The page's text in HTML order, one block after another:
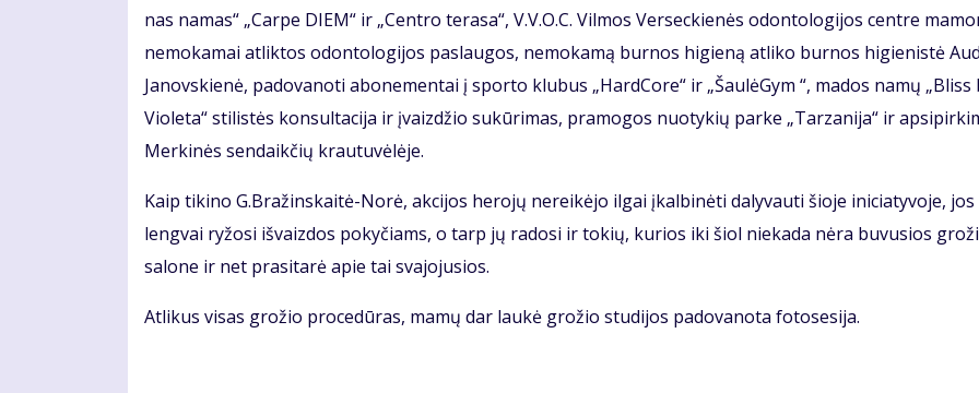
nas na­mas“ „Car­pe DIEM“ ir „Cen­tro te­ra­sa“, V.V.O.C. Vil­mos Ver­sec­kie­nės odon­to­lo­gi­jos cen­tre
ne­mo­ka­mai at­lik­tos odon­to­lo­gi­jos pa­slau­gos, ne­mo­ka­mą bur­nos hi­gie­ną at­li­ko bur­nos hi­gie­nis­tė
Ja­nov­skie­nė, pa­do­va­no­ti abo­ne­men­tai į spor­to klu­bus „Hard­Co­re“ ir „Šau­lė­Gym “, ma­dos na­mų „Bliss
Vio­le­ta“ sti­lis­tės kon­sul­ta­ci­ja ir įvaiz­džio su­kū­ri­mas, pra­mo­gos nuo­ty­kių par­ke „Tar­za­ni­ja“ ir
Mer­ki­nės sen­daik­čių krau­tu­vė­lė­je.
Kaip ti­ki­no G.Bra­žins­kai­tė-No­rė, ak­ci­jos he­ro­jų ne­rei­kė­jo il­gai įkal­bi­nė­ti da­ly­vau­ti šio­je ini­cia­ty­vo­je, jos
leng­vai ry­žo­si iš­vaiz­dos po­ky­čiams, o tarp jų ra­do­si ir to­kių, ku­rios iki šiol nie­ka­da nė­ra bu­vu­sios
sa­lo­ne ir net pra­si­ta­rė apie tai sva­jo­ju­sios.
At­li­kus vi­sas gro­žio pro­ce­dū­ras, ma­mų dar lau­kė gro­žio stu­di­jos pa­do­va­no­ta fo­to­se­si­ja.